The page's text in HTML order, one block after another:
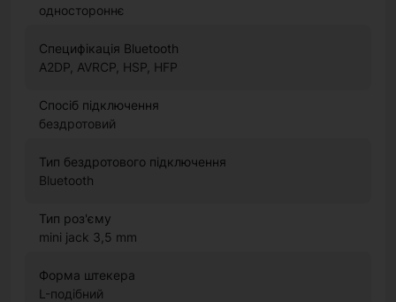
одностороннє
Специфікація Bluetooth
A2DP, AVRCP, HSP, HFP
Спосіб підключення
бездротовий
Тип бездротового підключення
Bluetooth
Тип роз'єму
mini jack 3,5 mm
Форма штекера
L-подібний